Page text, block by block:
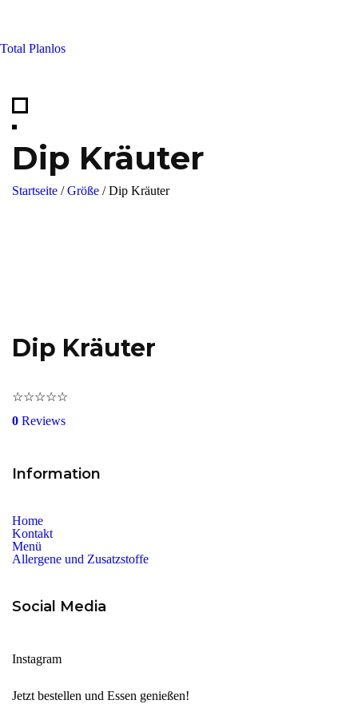
Total Planlos
Dip Kräuter
Startseite /Größe /Dip Kräuter
Dip Kräuter
☆☆☆☆☆
0 Reviews
Information
Home
Kontakt
Menü
Allergene und Zusatzstoffe
Social Media
Instagram
Jetzt bestellen und Essen genießen!